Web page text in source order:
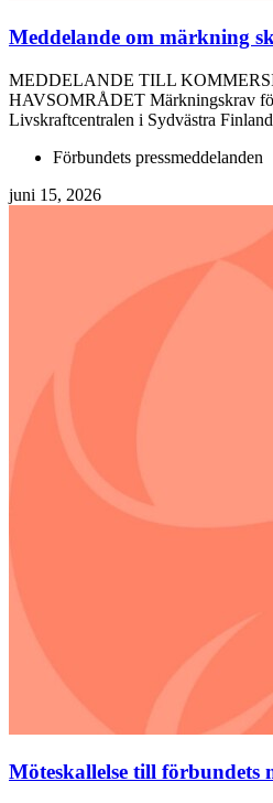
Meddelande om märkning
MEDDELANDE TILL
HAVSOMRÅDET Märkningskrav
Livskraftcentralen i Sydvästra
Förbundets pressmeddelanden
juni 15, 2026
Möteskallelse till förbundets